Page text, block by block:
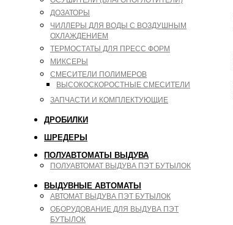
ДОЗАТОРЫ
ЧИЛЛЕРЫ ДЛЯ ВОДЫ С ВОЗДУШНЫМ
ОХЛАЖДЕНИЕМ
ТЕРМОСТАТЫ ДЛЯ ПРЕСС ФОРМ
МИКСЕРЫ
СМЕСИТЕЛИ ПОЛИМЕРОВ
ВЫСОКОСКОРОСТНЫЕ СМЕСИТЕЛИ
ЗАПЧАСТИ И КОМПЛЕКТУЮЩИЕ
ДРОБИЛКИ
ШРЕДЕРЫ
ПОЛУАВТОМАТЫ ВЫДУВА
ПОЛУАВТОМАТ ВЫДУВА ПЭТ БУТЫЛОК
ВЫДУВНЫЕ АВТОМАТЫ
АВТОМАТ ВЫДУВА ПЭТ БУТЫЛОК
ОБОРУДОВАНИЕ ДЛЯ ВЫДУВА ПЭТ
БУТЫЛОК